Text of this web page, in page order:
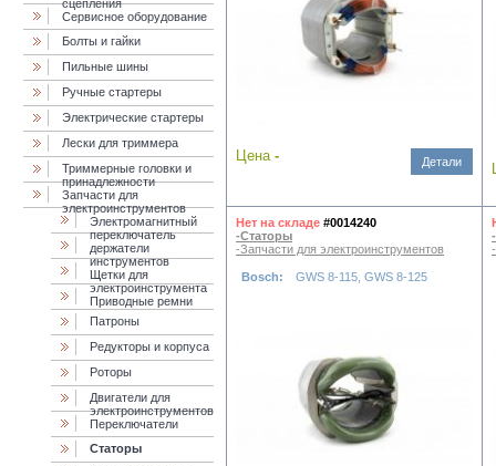
сцепления
Сервисное оборудование
Болты и гайки
Пильные шины
Ручные стартеры
Электрические стартеры
Лески для триммера
Триммерные головки и
принадлежности
Запчасти для
электроинструментов
Электромагнитный
переключатель
держатели
инструментов
Щетки для
электроинструмента
Приводные ремни
Патроны
Редукторы и корпуса
Роторы
Двигатели для
электроинструментов
Переключатели
Статоры
Цена - Детали
Нет на складе #0014240
-Статоры
-Запчасти для электроинструментов
Bosch: GWS 8-115, GWS 8-125